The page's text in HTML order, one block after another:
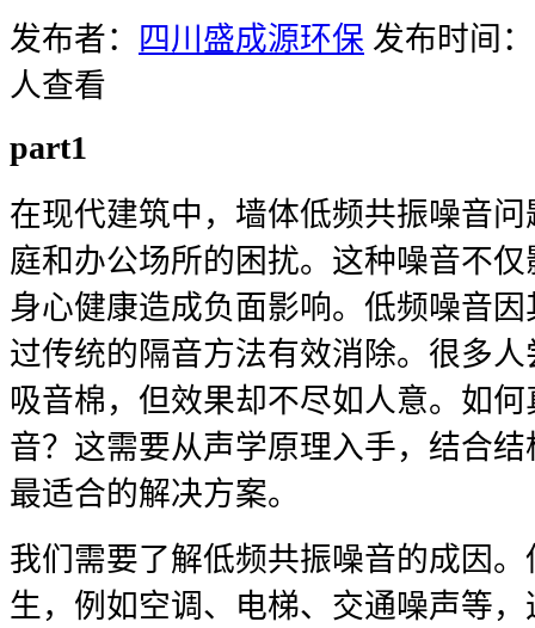
发布者： 四川盛成源环保 发布时间
人查看
part1
在现代建筑中，墙体低频共振噪音
庭和办公场所的困扰。这种噪音不
身心健康造成负面影响。低频噪音
过传统的隔音方法有效消除。很多
吸音棉，但效果却不尽如人意。如
音？这需要从声学原理入手，结合
最适合的解决方案。
我们需要了解低频共振噪音的成因
生，例如空调、电梯、交通噪声等